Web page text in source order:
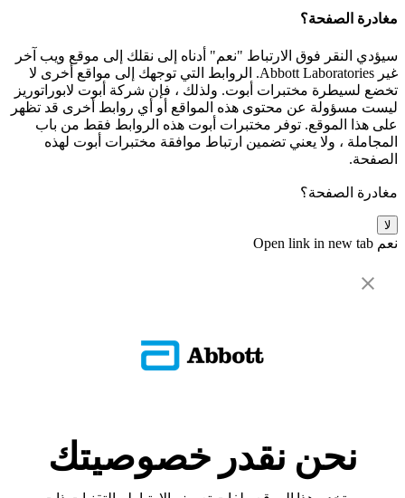
مغادرة الصفحة؟
سيؤدي النقر فوق الارتباط "نعم" أدناه إلى نقلك إلى موقع ويب آخر
غير Abbott Laboratories. الروابط التي توجهك إلى مواقع أخرى لا
تخضع لسيطرة مختبرات أبوت. ولذلك ، فإن شركة أبوت لابوراتوريز
ليست مسؤولة عن محتوى هذه المواقع أو أي روابط أخرى قد تظهر
على هذا الموقع. توفر مختبرات أبوت هذه الروابط فقط من باب
المجاملة ، ولا يعني تضمين ارتباط موافقة مختبرات أبوت لهذه
الصفحة.
مغادرة الصفحة؟
لا
نعم Open link in new tab
نحن نقدر خصوصيتك